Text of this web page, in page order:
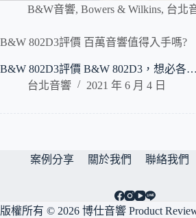
B&W音響, Bowers & Wilkins, 台北
B&W 802D3評價 百萬音響值得入手嗎?
B&W 802D3評價 B&W 802D3，想必各…
台北音響
2021 年 6 月 4 日
案例分享 關於我們 聯絡我們
版權所有 © 2026 博仕音響 Product